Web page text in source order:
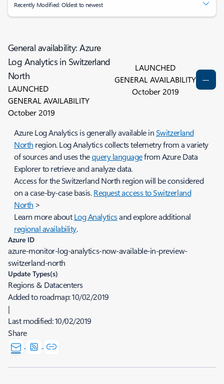
Recently Modified: Oldest to newest
General availability: Azure
Log Analytics in Switzerland
North
LAUNCHED
GENERAL AVAILABILITY
October 2019
LAUNCHED
GENERAL AVAILABILITY
October 2019
Azure Log Analytics is generally available inSwitzerland
North region. Log Analytics collects telemetry from a variety
of sources and uses thequery languagefrom Azure Data
Explorer to retrieve and analyze data.
Access for the Switzerland North region will be considered
on a case-by-case basis.Request access to Switzerland
North >
Learn more aboutLog Analyticsand explore additional
regional availability.
Azure ID
azure-monitor-log-analytics-now-available-in-preview-
switzerland-north
Update Types(s)
Regions & Datacenters
Added to roadmap:10/02/2019
|
Last modified:10/02/2019
Share